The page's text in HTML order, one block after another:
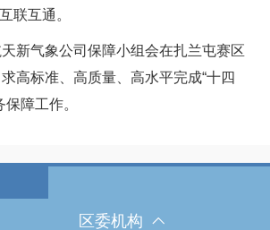
联互通。
气象公司保障小组会在扎兰屯赛区
高标准、高质量、高水平完成“十四
保障工作。
区委机构